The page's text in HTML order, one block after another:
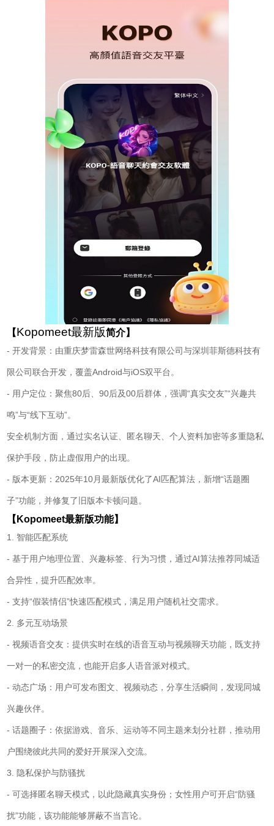
【Kopomeet最新版简介】
- 开发背景：由重庆梦雷森世网络科技有限公司与深圳菲斯德科技有
限公司联合开发，覆盖Android与iOS双平台。
- 用户定位：聚焦80后、90后及00后群体，强调“真实交友”“兴趣共
鸣”与“线下互动”。
安全机制方面，通过实名认证、匿名聊天、个人资料加密等多重隐私
保护手段，防止虚假用户的出现。
- 版本更新：2025年10月最新版优化了AI匹配算法，新增“话题圈
子”功能，并修复了旧版本卡顿问题。
【Kopomeet最新版功能】
1. 智能匹配系统
- 基于用户地理位置、兴趣标签、行为习惯，通过AI算法推荐同城适
合异性，提升匹配效率。
- 支持“假装情侣”快速匹配模式，满足用户随机社交需求。
2. 多元互动场景
- 视频语音交友：提供实时在线的语音互动与视频聊天功能，既支持
一对一的私密交流，也能开启多人语音派对模式。
- 动态广场：用户可发布图文、视频动态，分享生活瞬间，发现同城
兴趣伙伴。
- 话题圈子：依据游戏、音乐、运动等不同主题来划分社群，推动用
户围绕彼此共同的爱好开展深入交流。
3. 隐私保护与防骚扰
- 可选择匿名聊天模式，以此隐藏真实身份；女性用户可开启“防骚
扰”功能，该功能能够屏蔽不当言论。